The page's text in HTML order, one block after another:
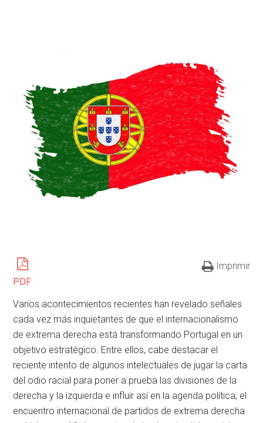
PDF
Imprimir
Varios acontecimientos recientes han revelado señales
cada vez más inquietantes de que el internacionalismo
de extrema derecha está transformando Portugal en un
objetivo estratégico. Entre ellos, cabe destacar el
reciente intento de algunos intelectuales de jugar la carta
del odio racial para poner a prueba las divisiones de la
derecha y la izquierda e influir así en la agenda política, el
encuentro internacional de partidos de extrema derecha